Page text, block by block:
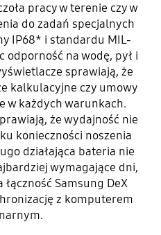
pracy w terenie czy w
do zadań specjalnych
IP68* i standardu MIL-
odporność na wodę, pył i
sprawiają, że
kalkulacyjne czy umowy
w każdych warunkach.
że wydajność nie
konieczności noszenia
działająca bateria nie
wymagające dni,
Samsung DeX
z komputerem